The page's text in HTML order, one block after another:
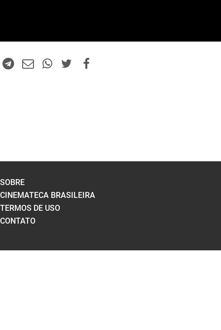
SOBRE
CINEMATECA BRASILEIRA
TERMOS DE USO
CONTATO